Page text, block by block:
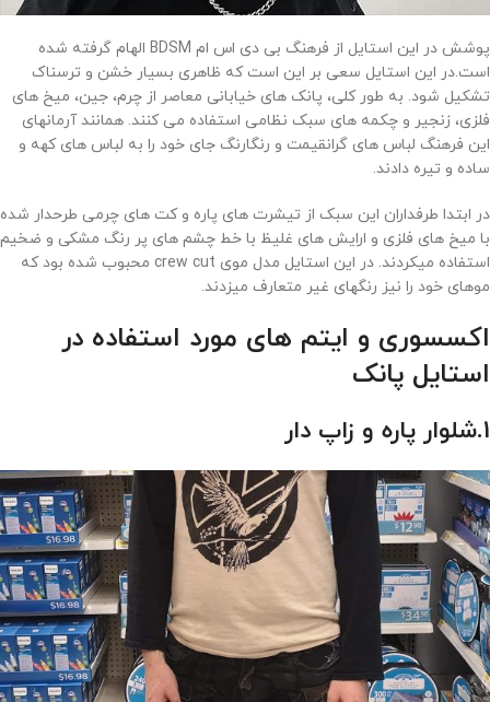
پوشش در این استایل از فرهنگ بی دی اس ام BDSM الهام گرفته شده
است.در این استایل سعی بر این است که ظاهری بسیار خشن و ترسناک
تشکیل شود. به طور کلی، پانک های خیابانی معاصر از چرم، جین، میخ های
فلزی، زنجیر و چکمه های سبک نظامی استفاده می کنند. همانند آرمانهای
این فرهنگ لباس های گرانقیمت و رنگارنگ جای خود را به لباس های کهه و
ساده و تیره دادند.
در ابتدا طرفداران این سبک از تیشرت های پاره و کت های چرمی طرحدار شده
با میخ های فلزی و ارایش های غلیظ با خط چشم های پر رنگ مشکی و ضخیم
استفاده میکردند. در این استایل مدل موی crew cut محبوب شده بود که
موهای خود را نیز رنگهای غیر متعارف میزدند.
اکسسوری و ایتم های مورد استفاده در
استایل پانک
1.شلوار پاره و زاپ دار